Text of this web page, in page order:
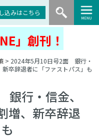
込みはこちら
」創刊！
> 2024年5月10日号2面 銀行・
卒辞退者に「ファストパス」も
行・信金、
増、新卒辞退